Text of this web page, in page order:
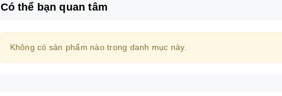
Có thể bạn quan tâm
Không có sản phẩm nào trong danh mục này.